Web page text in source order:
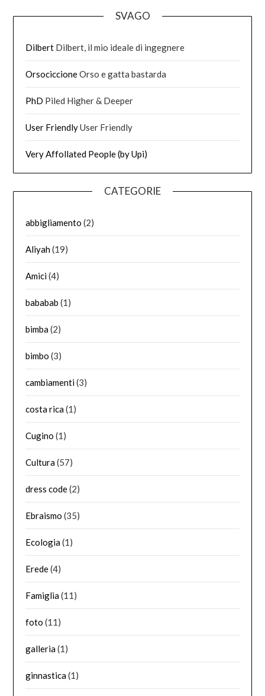
SVAGO
Dilbert Dilbert, il mio ideale di ingegnere
OrsociccioneOrso e gatta bastarda
PhD Piled Higher & Deeper
User FriendlyUser Friendly
Very Affollated People (by Upi)
CATEGORIE
abbigliamento (2)
Aliyah(19)
Amici(4)
bababab (1)
bimba(2)
bimbo (3)
cambiamenti(3)
costa rica(1)
Cugino (1)
Cultura(57)
dress code(2)
Ebraismo (35)
Ecologia(1)
Erede(4)
Famiglia(11)
foto (11)
galleria(1)
ginnastica(1)